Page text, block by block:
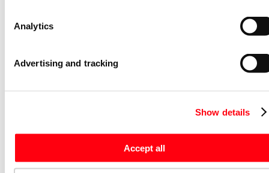
Analytics
Advertising and tracking
Show details
Accept all
Tekstveld/beschrijvingsvlak
Inbouwbreedte (millimeter)
Glanzend
Kleur
Geel